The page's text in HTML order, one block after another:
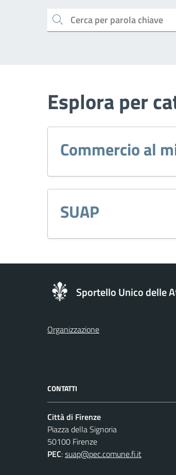
Cerca
Esplora per
Commercio al
SUAP
Sportello Unico delle
Organizzazione
CONTATTI
Città di Firenze
Piazza della Signoria
50100 Firenze
PEC:suap@pec.comune.fi.it